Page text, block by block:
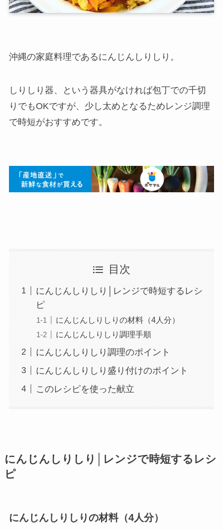
沖縄の家庭料理であるにんじんしりしり。
しりしり器、という器具がなければ包丁での千切
りでもOKですが、少し太めとなるためレンジ調理
で時短がおすすめです。
目次
にんじんしりしり│レンジで時短するレシ
ピ
にんじんしりしりの材料（4人分）
にんじんしりしり調理手順
にんじんしりしり調理のポイント
にんじんしりしり盛り付けのポイント
このレシピを使った献立
にんじんしりしり│レンジで時短するレシ
ピ
にんじんしりしりの材料（4人分）